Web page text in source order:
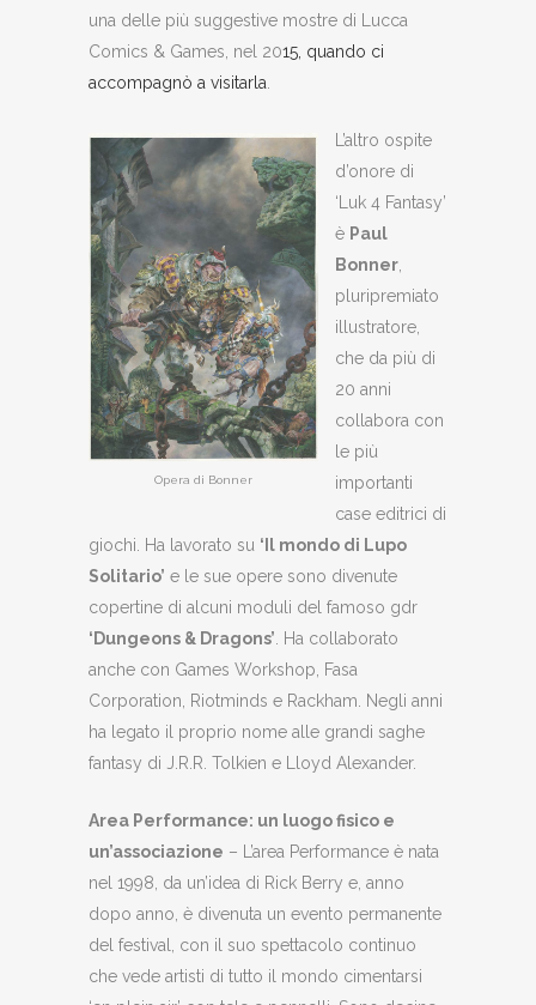
una delle più suggestive mostre di Lucca
Comics & Games, nel 2015, quando ci
accompagnò a visitarla
Opera di Bonner
L’altro ospite
d’onore di
‘Luk 4 Fantasy’
è Paul
Bonner
pluripremiato
illustratore,
che da più di
20 anni
collabora con
le più
importanti
case editrici di
giochi. Ha lavorato su ‘Il mondo di Lupo
Solitario’ e le sue opere sono divenute
copertine di alcuni moduli del famoso gdr
‘Dungeons & Dragons’ . Ha collaborato
anche con Games Workshop, Fasa
Corporation, Riotminds e Rackham. Negli anni
ha legato il proprio nome alle grandi saghe
fantasy di J.R.R. Tolkien e Lloyd Alexander.
Area Performance: un luogo fisico e
un’associazione – L’area Performance è nata
nel 1998, da un’idea di Rick Berry e, anno
dopo anno, è divenuta un evento permanente
del festival, con il suo spettacolo continuo
che vede artisti di tutto il mondo cimentarsi